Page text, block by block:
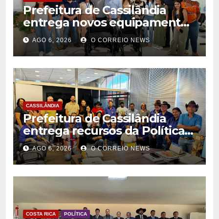
Prefeitura de Cassilândia
entrega novos equipamentos
para fortalecer atendimento
na rede municipal de saúde
AGO 6, 2026 O CORREIO NEWS
CASSILÂNDIA
Prefeitura de Cassilândia
entrega recursos da Política
Nacional Aldir Blanc a
agentes culturais
AGO 6, 2026 O CORREIO NEWS
COSTA RICA POLÍTICA